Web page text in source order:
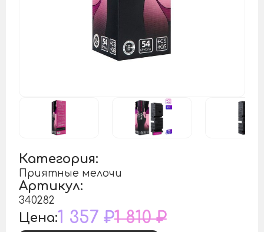
Категория:
Приятные мелочи
Артикул:
340282
Цена:1 357 ₽1 810 ₽